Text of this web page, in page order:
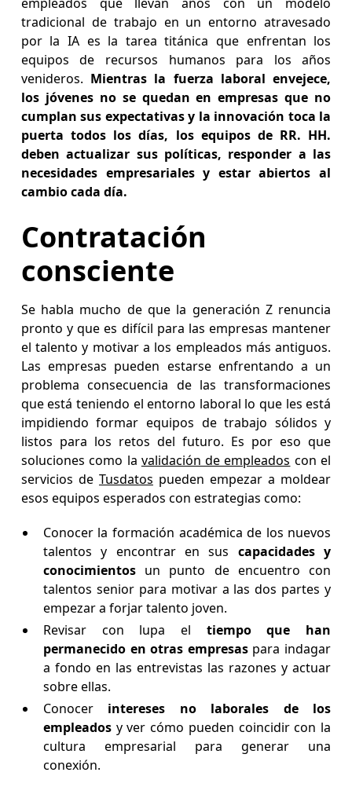
tradicional de trabajo en un entorno atravesado
por la IA es la tarea titánica que enfrentan los
equipos de recursos humanos para los años
venideros. Mientras la fuerza laboral envejece,
los jóvenes no se quedan en empresas que no
cumplan sus expectativas y la innovación toca la
puerta todos los días, los equipos de RR. HH.
deben actualizar sus políticas, responder a las
necesidades empresariales y estar abiertos al
cambio cada día.
Contratación
consciente
Se habla mucho de que la generación Z renuncia
pronto y que es difícil para las empresas mantener
el talento y motivar a los empleados más antiguos.
Las empresas pueden estarse enfrentando a un
problema consecuencia de las transformaciones
que está teniendo el entorno laboral lo que les está
impidiendo formar equipos de trabajo sólidos y
listos para los retos del futuro. Es por eso que
soluciones como la validación de empleados con el
servicios de Tusdatos pueden empezar a moldear
esos equipos esperados con estrategias como:
Conocer la formación académica de los nuevos
talentos y encontrar en sus capacidades y
conocimientosun punto de encuentro con
talentos senior para motivar a las dos partes y
empezar a forjar talento joven.
Revisar con lupa el tiempo que han
permanecido en otras empresaspara indagar
a fondo en las entrevistas las razones y actuar
sobre ellas.
Conocer intereses no laborales de los
empleadosy ver cómo pueden coincidir con la
cultura empresarial para generar una
conexión.